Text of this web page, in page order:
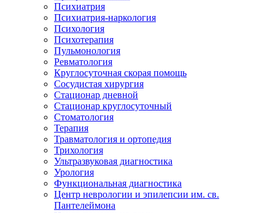
Психиатрия
Психиатрия-наркология
Психология
Психотерапия
Пульмонология
Ревматология
Круглосуточная скорая помощь
Сосудистая хирургия
Стационар дневной
Стационар круглосуточный
Стоматология
Терапия
Травматология и ортопедия
Трихология
Ультразвуковая диагностика
Урология
Функциональная диагностика
Центр неврологии и эпилепсии им. св.
Пантелеймона